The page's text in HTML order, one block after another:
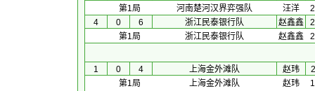
第1局
河南楚河汉界弈强队 汪洋
4
0 6 浙江民泰银行队 赵鑫鑫
第1局
浙江民泰银行队 赵鑫鑫
1 0 4 上海金外滩队 赵玮
第1局
上海金外滩队 赵玮